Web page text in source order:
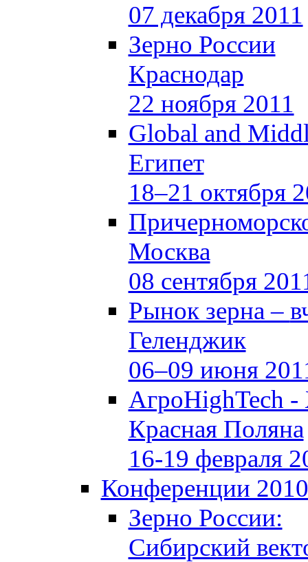
07 декабря 2011
Зерно России
Краснодар
22 ноября 2011
Global and
Египет
18–21 октября
Москва
08 сентября
Рынок зерна –
Геленджик
06–09 июня
АгроHighTech
Красная Поляна
16-19 февраля
Конференции 2010
Зерно России:
Сибирский